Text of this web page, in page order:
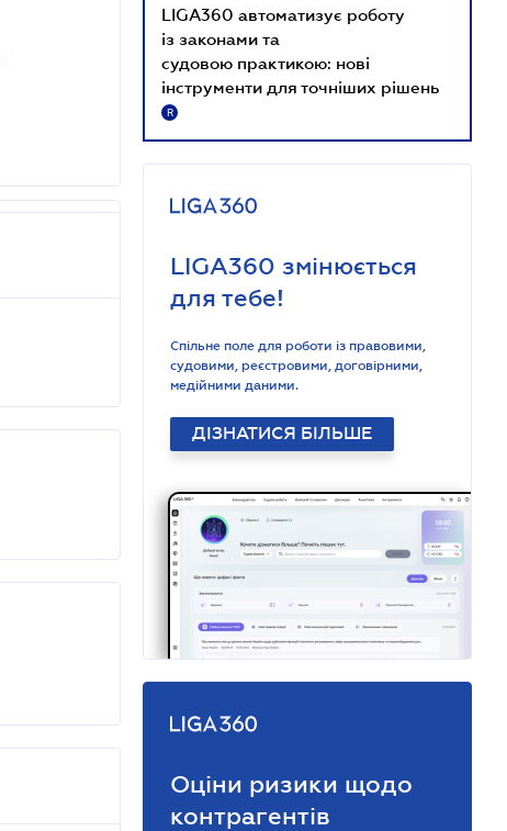
LIGA360 автоматизує роботу
із законами та
судовою практикою: нові
інструменти для точніших рішень
R
LIGA360 змінюється
для тебе!
Спільне поле для роботи із правовими,
судовими, реєстровими, договірними,
медійними даними.
ДІЗНАТИСЯ БІЛЬШЕ
Оціни ризики щодо
контрагентів